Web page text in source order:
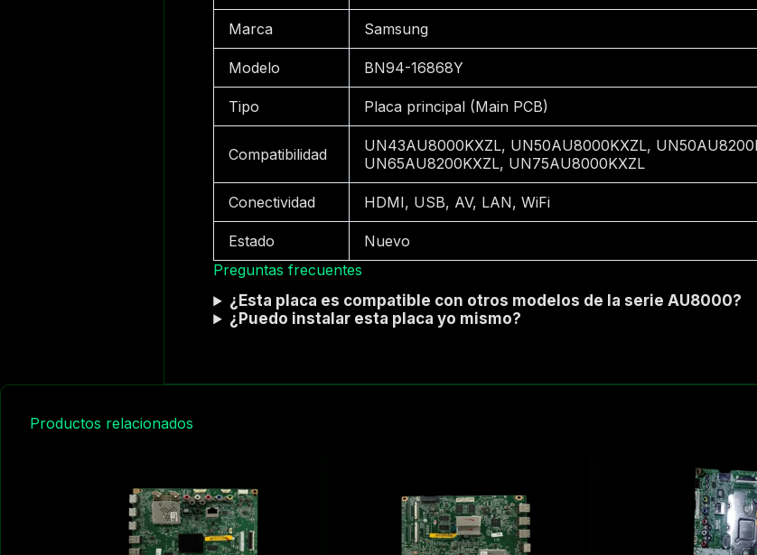
Marca Samsung
Modelo BN94-16868Y
Tipo Placa principal (Main PCB)
Compatibilidad
UN43AU8000KXZL, UN50AU8000KXZL,
UN65AU8200KXZL, UN75AU8000KXZL
Conectividad HDMI, USB, AV, LAN, WiFi
Estado
Nuevo
Preguntas frecuentes
¿Esta placa es compatible con otros modelos de la serie AU8000?
¿Puedo instalar esta placa yo mismo?
Productos relacionados